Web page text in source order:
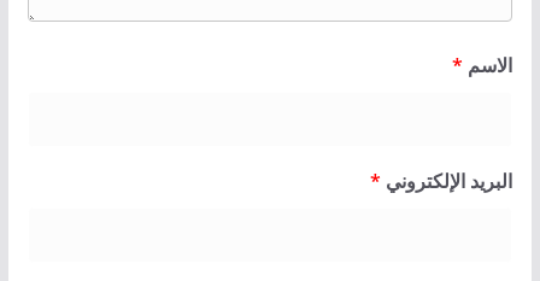
الاسم *
البريد الإلكتروني *